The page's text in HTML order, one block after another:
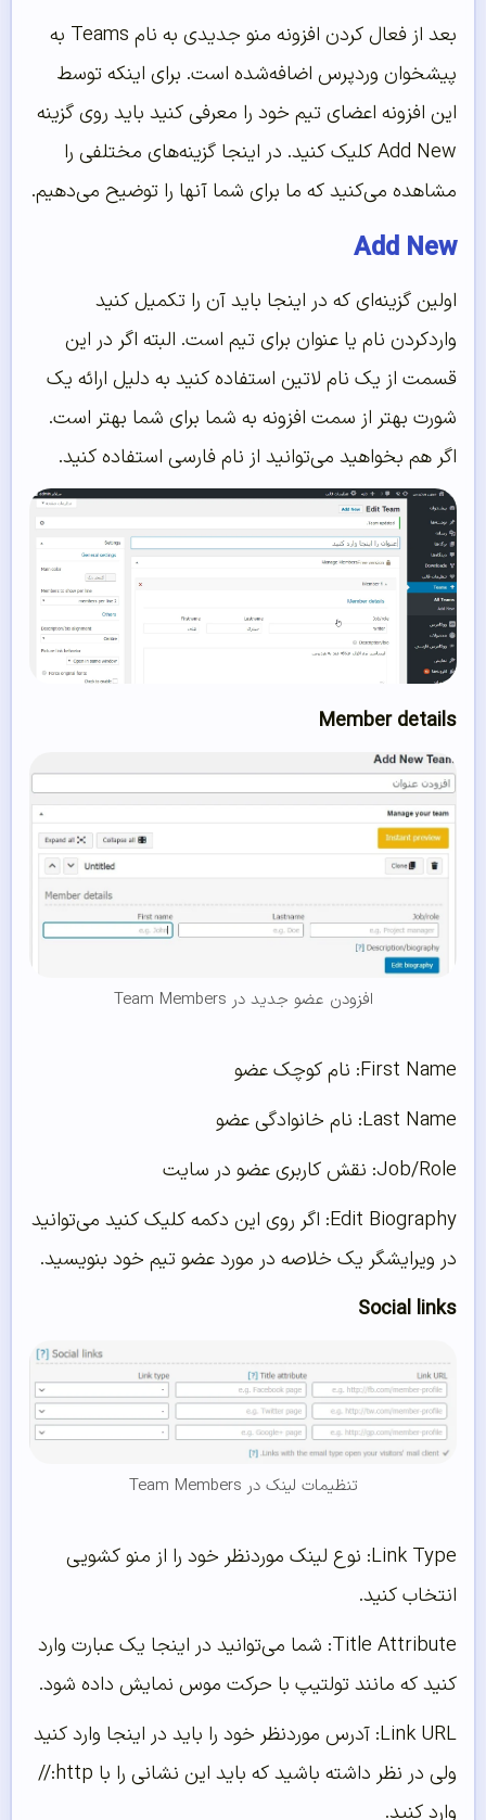
بعد از فعال کردن افزونه منو جدیدی به نام Teams به
پیشخوان وردپرس اضافه‌شده است. برای اینکه توسط
این افزونه اعضای تیم خود را معرفی کنید باید روی گزینه
Add New کلیک کنید. در اینجا گزینه‌های مختلفی را
مشاهده می‌کنید که ما برای شما آنها را توضیح می‌دهیم.
Add New
اولین گزینه‌ای که در اینجا باید آن را تکمیل کنید
واردکردن نام یا عنوان برای تیم است. البته اگر در این
قسمت از یک نام لاتین استفاده کنید به دلیل ارائه یک
شورت بهتر از سمت افزونه به شما برای شما بهتر است.
اگر هم بخواهید می‌توانید از نام فارسی استفاده کنید.
Member details
افزودن عضو جدید در Team Members
First Name: نام کوچک عضو
Last Name: نام خانوادگی عضو
Job/Role: نقش کاربری عضو در سایت
Edit Biography: اگر روی این دکمه کلیک کنید می‌توانید
در ویرایشگر یک خلاصه در مورد عضو تیم خود بنویسید.
Social links
تنظیمات لینک در Team Members
Link Type: نوع لینک موردنظر خود را از منو کشویی
انتخاب کنید.
Title Attribute: شما می‌توانید در اینجا یک عبارت وارد
کنید که مانند تولتیپ با حرکت موس نمایش داده شود.
Link URL: آدرس موردنظر خود را باید در اینجا وارد کنید
ولی در نظر داشته باشید که باید این نشانی را با http://
وارد کنید.